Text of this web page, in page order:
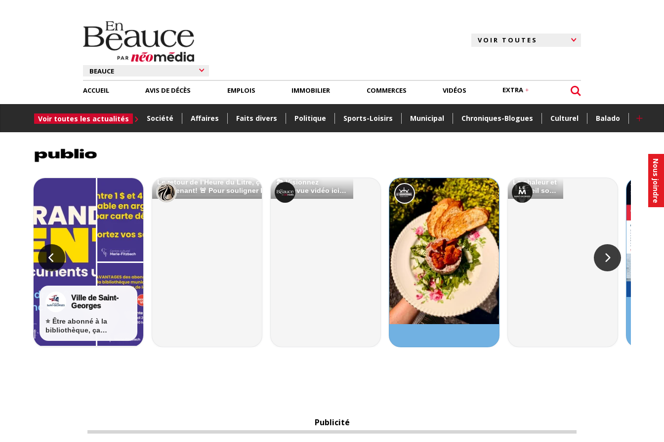
Nous joindre
ACCUEIL
Voir toutes les actualités Société Affaires Faits divers Politique Sports-Loisirs Municipal Chroniques-Blogues Culturel Balado +
AVIS DE DÉCÈS EMPLOIS IMMOBILIER COMMERCES VIDÉOS EXTRA
Publicité